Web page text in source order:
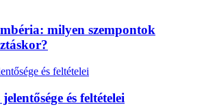
milyen szempontok
és feltételei